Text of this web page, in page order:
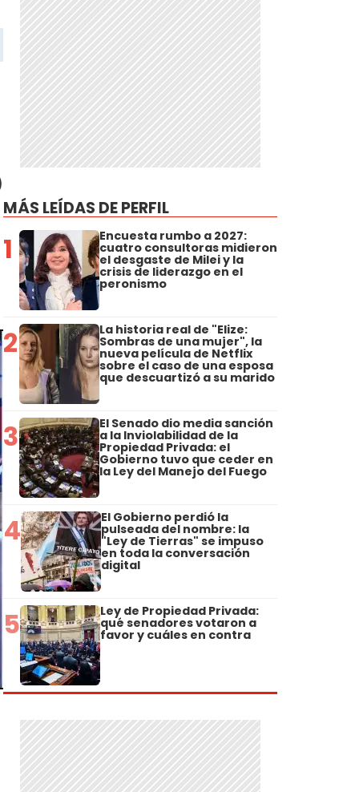
MÁS LEÍDAS DE PERFIL
1 Encuesta rumbo a 2027:
cuatro consultoras midieron
el desgaste de Milei y la
crisis de liderazgo en el
peronismo
2 La historia real de "Elize:
Sombras de una mujer", la
nueva película de Netflix
sobre el caso de una esposa
que descuartizó a su marido
3 El Senado dio media sanción
a la Inviolabilidad de la
Propiedad Privada: el
Gobierno tuvo que ceder en
la Ley del Manejo del Fuego
4 El Gobierno perdió la
pulseada del nombre: la
"Ley de Tierras" se impuso
en toda la conversación
digital
5 Ley de Propiedad Privada:
qué senadores votaron a
favor y cuáles en contra